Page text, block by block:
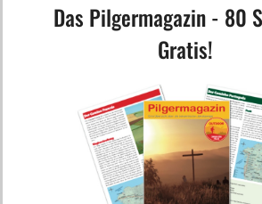
Das Pilgermagazin - 80
Gratis!